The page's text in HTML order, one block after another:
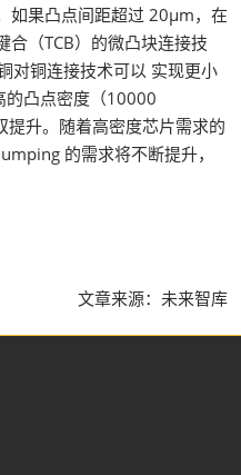
如果凸点间距超过 20μm，在
合（TCB）的微凸块连接技
对铜连接技术可以 实现更小
的凸点密度（10000
升。随着高密度芯片需求的
的需求将不断提升，
文章来源：未来智库